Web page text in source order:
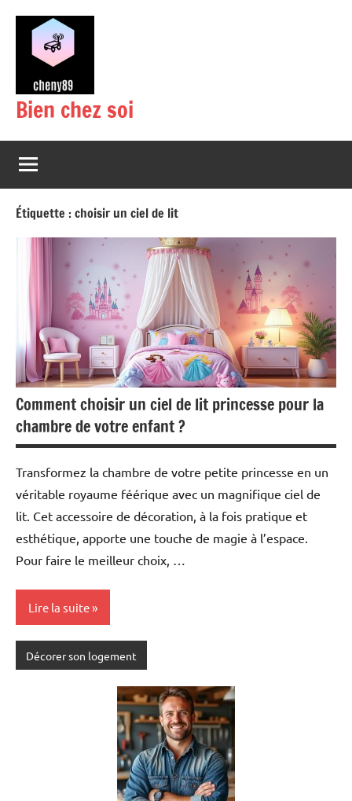
contenu
Bien chez soi
Étiquette :choisir un ciel de lit
Comment choisir un ciel de lit princesse pour la
chambre de votre enfant ?
Transformez la chambre de votre petite princesse en un
véritable royaume féérique avec un magnifique ciel de
lit. Cet accessoire de décoration, à la fois pratique et
esthétique, apporte une touche de magie à l’espace.
Pour faire le meilleur choix, …
Lire la suite
Décorer son logement